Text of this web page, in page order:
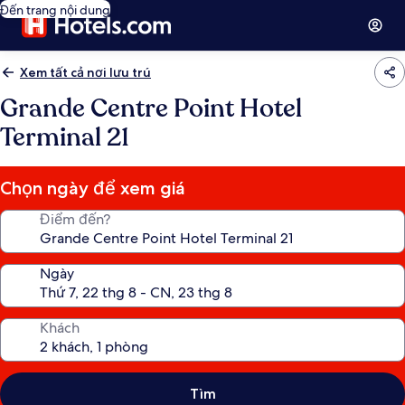
Đến trang nội dung
Xem tất cả nơi lưu trú
Grande Centre Point Hotel
Terminal 21
Chọn ngày để xem giá
Điểm đến?
Ngày
Khách
Tìm